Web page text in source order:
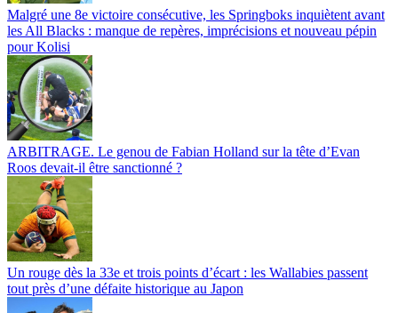
Malgré une 8e victoire consécutive, les Springboks inquiètent avant
les All Blacks : manque de repères, imprécisions et nouveau pépin
pour Kolisi
ARBITRAGE. Le genou de Fabian Holland sur la tête d’Evan
Roos devait-il être sanctionné ?
Un rouge dès la 33e et trois points d’écart : les Wallabies passent
tout près d’une défaite historique au Japon